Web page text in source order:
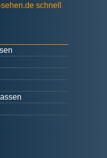
schnell